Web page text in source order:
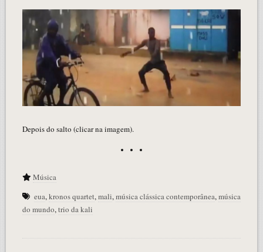
Depois do salto (clicar na imagem).
Música
eua,kronos quartet,mali,música clássica contemporânea,música
do mundo,trio da kali